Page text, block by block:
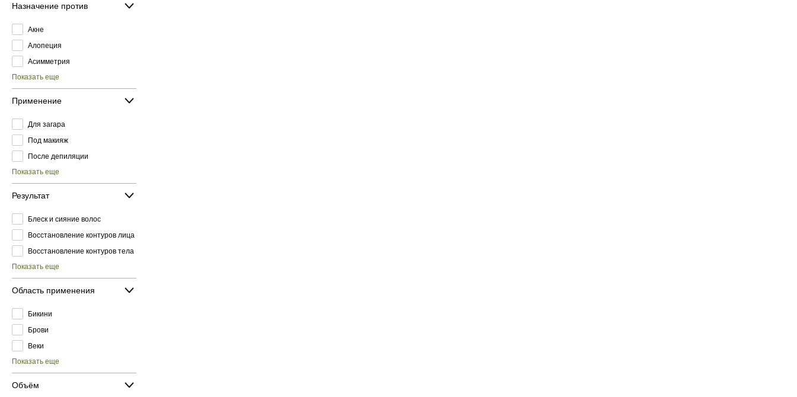
Назначение против
Акне
Алопеция
Асимметрия
Показать еще
Применение
Для загара
Под макияж
После депиляции
Показать еще
Результат
Блеск и сияние волос
Восстановление контуров лица
Восстановление контуров тела
Показать еще
Область применения
Бикини
Брови
Веки
Показать еще
Объём